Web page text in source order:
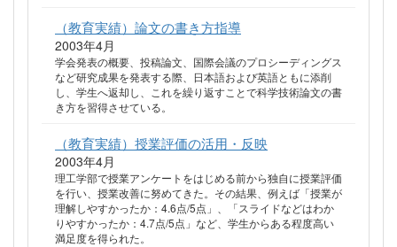
（教育実績）論文の書き方指導
2003年4月
学会発表の概要、投稿論文、国際会議のプロシーディングス
など研究成果を発表する際、日本語および英語ともに添削
し、学生へ返却し、これを繰り返すことで科学技術論文の書
き方を習得させている。
（教育実績）授業評価の活用・反映
2003年4月
理工学部で授業アンケートをはじめる前から独自に授業評価
を行い、授業改善に努めてきた。その結果、例えば「授業が
理解しやすかったか：4.6点/5点」、「スライドなどはわか
りやすかったか：4.7点/5点」など、学生からある程度高い
満足度を得られた。